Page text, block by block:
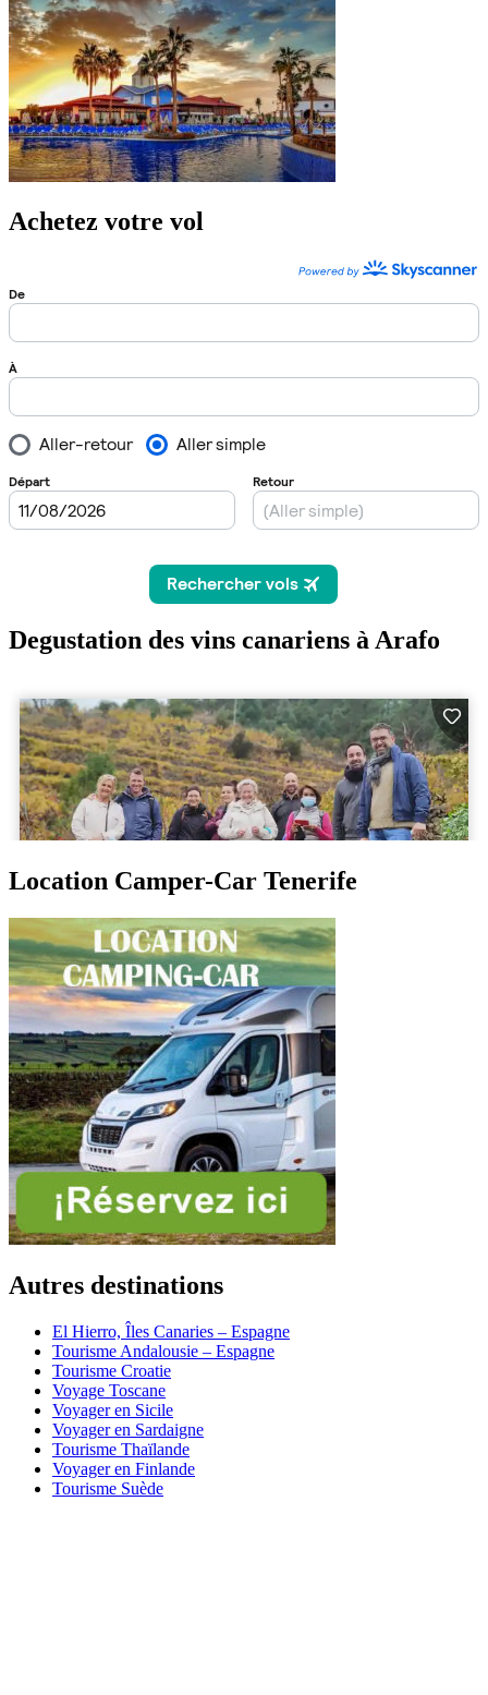
Achetez votre vol
Degustation des vins canariens à Arafo
Location Camper-Car Tenerife
Autres destinations
El Hierro, Îles Canaries – Espagne
Tourisme Andalousie – Espagne
Tourisme Croatie
Voyage Toscane
Voyager en Sicile
Voyager en Sardaigne
Tourisme Thaïlande
Voyager en Finlande
Tourisme Suède